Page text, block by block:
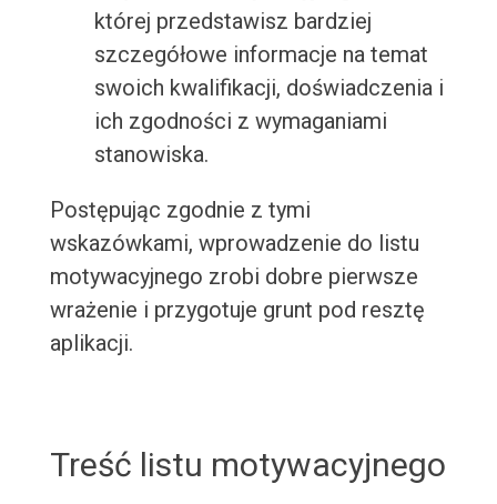
której przedstawisz bardziej
szczegółowe informacje na temat
swoich kwalifikacji, doświadczenia i
ich zgodności z wymaganiami
stanowiska.
Postępując zgodnie z tymi
wskazówkami, wprowadzenie do listu
motywacyjnego zrobi dobre pierwsze
wrażenie i przygotuje grunt pod resztę
aplikacji.
Treść listu motywacyjnego